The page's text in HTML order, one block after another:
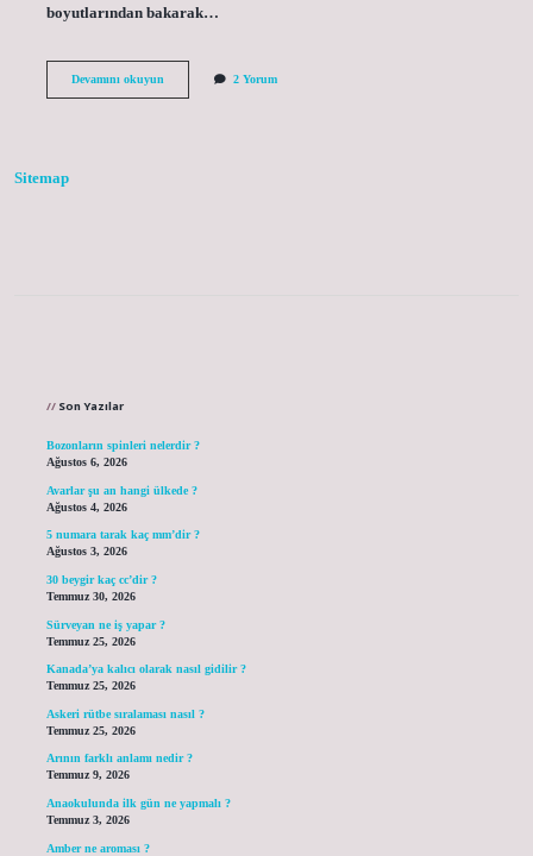
boyutlarından bakarak…
Devamını okuyunHangi
2 Yorum
Sitemap
Son Yazılar
Bozonların spinleri nelerdir ?
Ağustos 6, 2026
Avarlar şu an hangi ülkede ?
Ağustos 4, 2026
5 numara tarak kaç mm’dir ?
Ağustos 3, 2026
30 beygir kaç cc’dir ?
Temmuz 30, 2026
Sürveyan ne iş yapar ?
Temmuz 25, 2026
Kanada’ya kalıcı olarak nasıl gidilir ?
Temmuz 25, 2026
Askeri rütbe sıralaması nasıl ?
Temmuz 25, 2026
Arının farklı anlamı nedir ?
Temmuz 9, 2026
Anaokulunda ilk gün ne yapmalı ?
Temmuz 3, 2026
Amber ne aroması ?